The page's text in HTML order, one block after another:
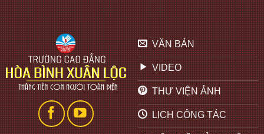
VĂN BẢN
VIDEO
THƯ VIỆN ẢNH
LỊCH CÔNG TÁC